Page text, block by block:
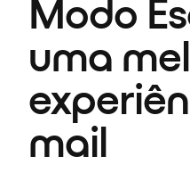
Modo
uma
mail